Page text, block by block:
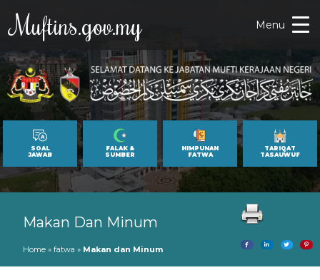
Muftins.gov.my Menu
SOAL
JAWAB
FALAK &
SUMBER
HIMPUNAN
FATWA
TARIQAT
TASAUWUF
Makan Dan Minum
Home » fatwa » Makan dan Minum